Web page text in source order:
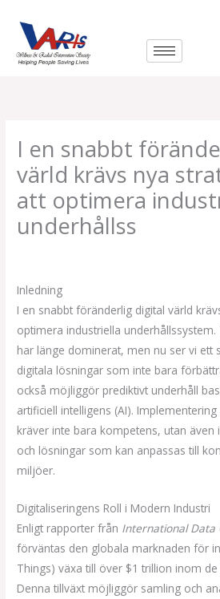
content
I en snabbt
värld krävs nya
att optimera
underhållss
Inledning
I en snabbt föränderlig digital värld
optimera industriella
har länge dominerat, men nu ser vi ett
digitala lösningar som inte bara
också möjliggör prediktivt underhåll
artificiell intelligens (AI).
kräver inte bara kompetens, utan även
och lösningar som kan anpassas till
miljöer.
Digitaliseringens Roll i Modern Industri
Enligt rapporter från International Data
förväntas den globala marknaden för
Things) växa till över $1 trillion inom
Denna tillväxt möjliggör samling och